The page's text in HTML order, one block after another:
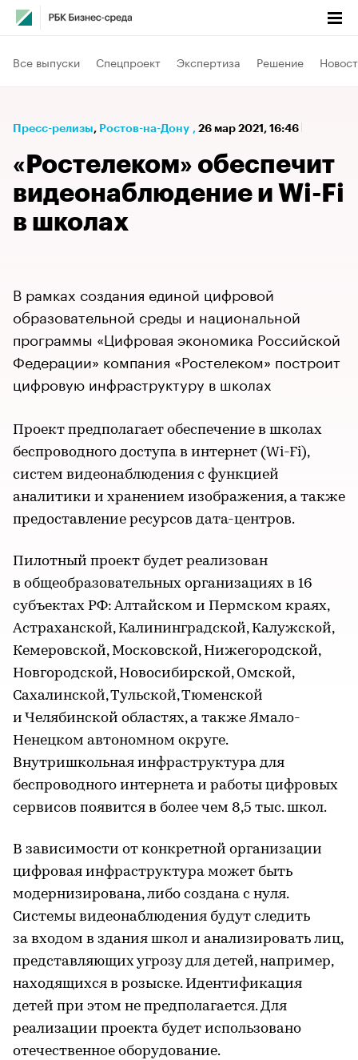
Все выпуски Спецпроект Экспертиза Решение
Пресс-релизы⁠, Ростов-на-Дону , 26 мар 2021, 16:46
«Ростелеком» обеспечит
видеонаблюдение и Wi-Fi
в школах
В рамках создания единой цифровой
образовательной среды и национальной
программы «Цифровая экономика Российской
Федерации» компания «Ростелеком» построит
цифровую инфраструктуру в школах
Проект предполагает обеспечение в школах
беспроводного доступа в интернет (Wi-Fi),
систем видеонаблюдения с функцией
аналитики и хранением изображения, а также
предоставление ресурсов дата-центров.
Пилотный проект будет реализован
в общеобразовательных организациях в 16
субъектах РФ: Алтайском и Пермском краях,
Астраханской, Калининградской, Калужской,
Кемеровской, Московской, Нижегородской,
Новгородской, Новосибирской, Омской,
Сахалинской, Тульской, Тюменской
и Челябинской областях, а также Ямало-
Ненецком автономном округе.
Внутришкольная инфраструктура для
беспроводного интернета и работы цифровых
сервисов появится в более чем 8,5 тыс. школ.
В зависимости от конкретной организации
цифровая инфраструктура может быть
модернизирована, либо создана с нуля.
Системы видеонаблюдения будут следить
за входом в здания школ и анализировать лиц,
представляющих угрозу для детей, например,
находящихся в розыске. Идентификация
детей при этом не предполагается. Для
реализации проекта будет использовано
отечественное оборудование.